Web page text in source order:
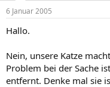
6 Januar 2005
Hallo.
Nein, unsere Katze
Problem bei der Sache
entfernt. Denke mal sie